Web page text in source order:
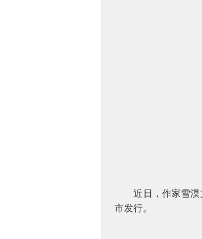
近日，作家雪
市发行。